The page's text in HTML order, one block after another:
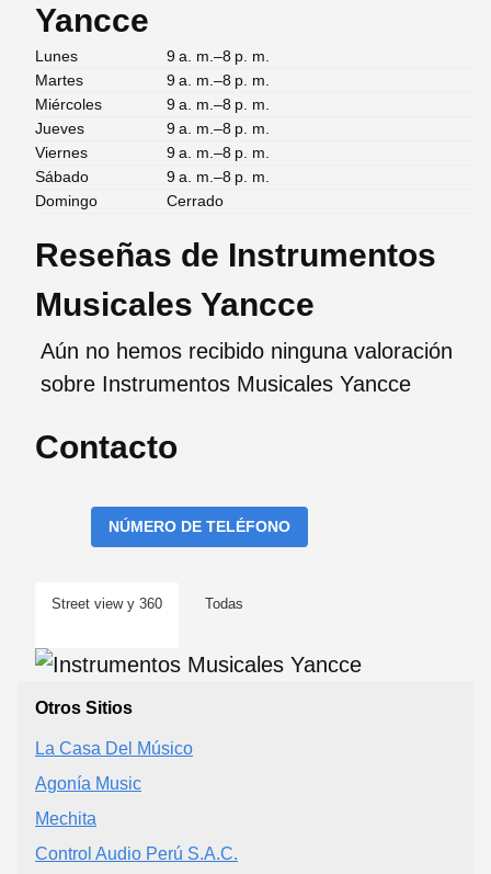
Yancce
Lunes
9 a. m.–8 p. m.
Martes
9 a. m.–8 p. m.
Miércoles
9 a. m.–8 p. m.
Jueves
9 a. m.–8 p. m.
Viernes
9 a. m.–8 p. m.
Sábado
9 a. m.–8 p. m.
Domingo
Cerrado
Reseñas de Instrumentos
Musicales Yancce
Aún no hemos recibido ninguna valoración
sobre Instrumentos Musicales Yancce
Contacto
NÚMERO DE TELÉFONO
Street view y 360 Todas
Otros Sitios
La Casa Del Músico
Agonía Music
Mechita
Control Audio Perú S.A.C.